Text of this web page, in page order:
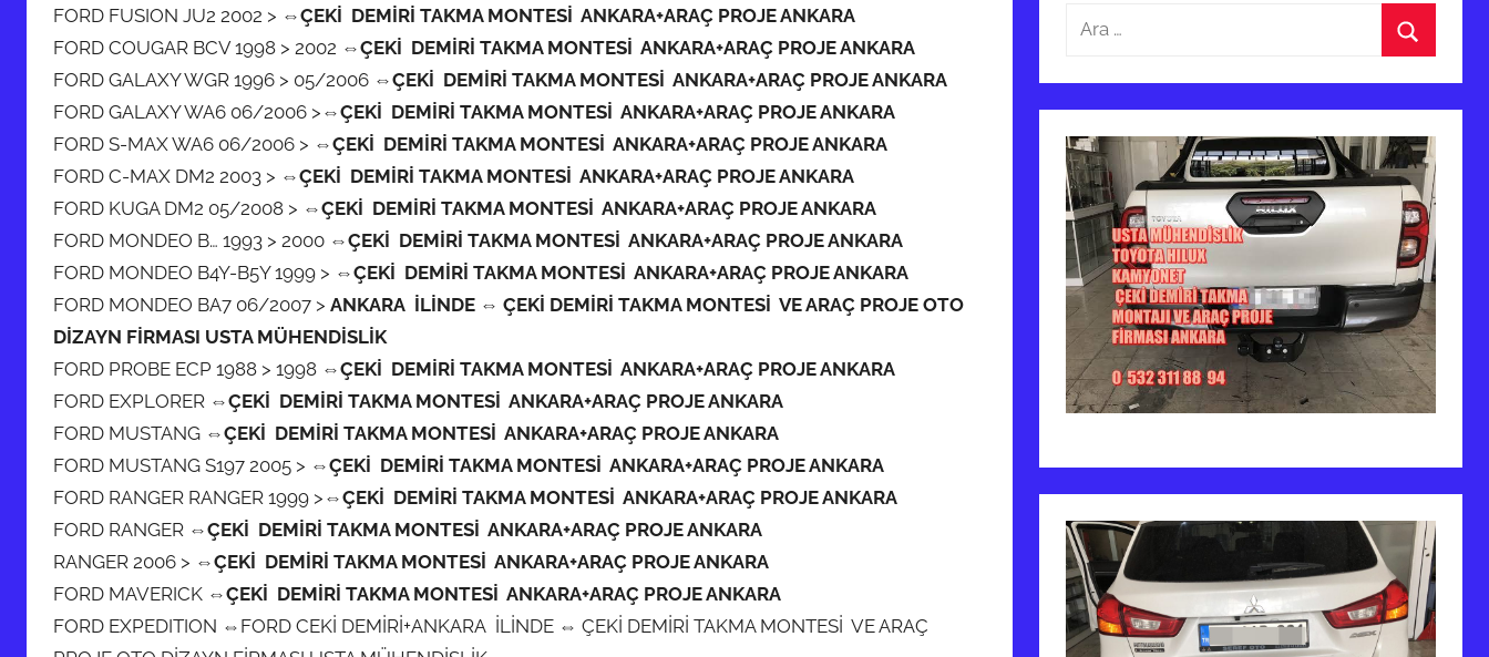
FORD FUSION JU2 2002 > ⇔ÇEKİ DEMİRİ TAKMA MONTESİ ANKARA+ARAÇ PROJE ANKARA
FORD COUGAR BCV 1998 > 2002 ⇔ÇEKİ DEMİRİ TAKMA MONTESİ ANKARA+ARAÇ PROJE ANKARA
FORD GALAXY WGR 1996 > 05/2006 ⇔ÇEKİ DEMİRİ TAKMA MONTESİ ANKARA+ARAÇ PROJE ANKARA
FORD GALAXY WA6 06/2006 > ⇔ÇEKİ DEMİRİ TAKMA MONTESİ ANKARA+ARAÇ PROJE ANKARA
FORD S-MAX WA6 06/2006 > ⇔ÇEKİ DEMİRİ TAKMA MONTESİ ANKARA+ARAÇ PROJE ANKARA
FORD C-MAX DM2 2003 > ⇔ÇEKİ DEMİRİ TAKMA MONTESİ ANKARA+ARAÇ PROJE ANKARA
FORD KUGA DM2 05/2008 > ⇔ÇEKİ DEMİRİ TAKMA MONTESİ ANKARA+ARAÇ PROJE ANKARA
FORD MONDEO B… 1993 > 2000 ⇔ÇEKİ DEMİRİ TAKMA MONTESİ ANKARA+ARAÇ PROJE ANKARA
FORD MONDEO B4Y-B5Y 1999 > ⇔ÇEKİ DEMİRİ TAKMA MONTESİ ANKARA+ARAÇ PROJE ANKARA
FORD MONDEO BA7 06/2007 > ANKARA İLİNDE ⇔ ÇEKİ DEMİRİ TAKMA MONTESİ VE ARAÇ PROJE OTO
DİZAYN FİRMASI USTA MÜHENDİSLİK
FORD PROBE ECP 1988 > 1998 ⇔ÇEKİ DEMİRİ TAKMA MONTESİ ANKARA+ARAÇ PROJE ANKARA
FORD EXPLORER ⇔ÇEKİ DEMİRİ TAKMA MONTESİ ANKARA+ARAÇ PROJE ANKARA
FORD MUSTANG ⇔ÇEKİ DEMİRİ TAKMA MONTESİ ANKARA+ARAÇ PROJE ANKARA
FORD MUSTANG S197 2005 > ⇔ÇEKİ DEMİRİ TAKMA MONTESİ ANKARA+ARAÇ PROJE ANKARA
FORD RANGER RANGER 1999 > ⇔ÇEKİ DEMİRİ TAKMA MONTESİ ANKARA+ARAÇ PROJE ANKARA
FORD RANGER ⇔ÇEKİ DEMİRİ TAKMA MONTESİ ANKARA+ARAÇ PROJE ANKARA
RANGER 2006 > ⇔ÇEKİ DEMİRİ TAKMA MONTESİ ANKARA+ARAÇ PROJE ANKARA
FORD MAVERICK ⇔ÇEKİ DEMİRİ TAKMA MONTESİ ANKARA+ARAÇ PROJE ANKARA
FORD EXPEDITION ⇔FORD CEKİ DEMİRİ+ANKARA İLİNDE ⇔ ÇEKİ DEMİRİ TAKMA MONTESİ VE ARAÇ
Arama: